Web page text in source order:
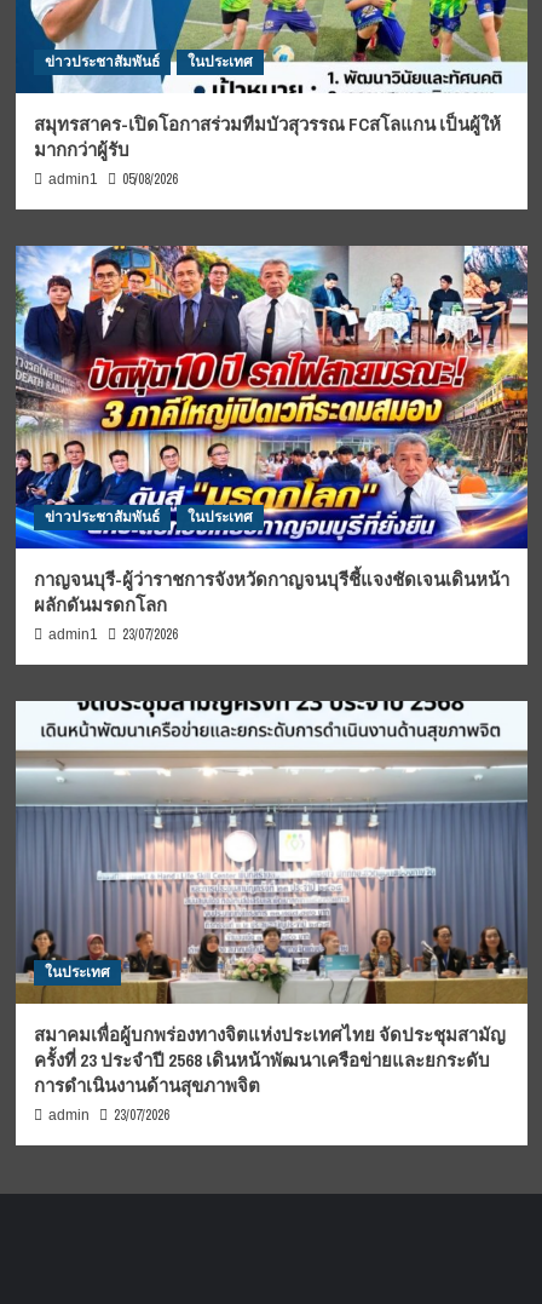
ข่าวประชาสัมพันธ์ ในประเทศ
สมุทรสาคร-เปิดโอกาสร่วมทีมบัวสุวรรณ FCสโลแกน เป็นผู้ให้
มากกว่าผู้รับ
admin1 05/08/2026
ข่าวประชาสัมพันธ์ ในประเทศ
กาญจนบุรี-ผู้ว่าราชการจังหวัดกาญจนบุรีชี้แจงชัดเจนเดินหน้า
ผลักดันมรดกโลก
admin1 23/07/2026
ในประเทศ
สมาคมเพื่อผู้บกพร่องทางจิตแห่งประเทศไทย จัดประชุมสามัญ
ครั้งที่ 23 ประจำปี 2568 เดินหน้าพัฒนาเครือข่ายและยกระดับ
การดำเนินงานด้านสุขภาพจิต
admin 23/07/2026